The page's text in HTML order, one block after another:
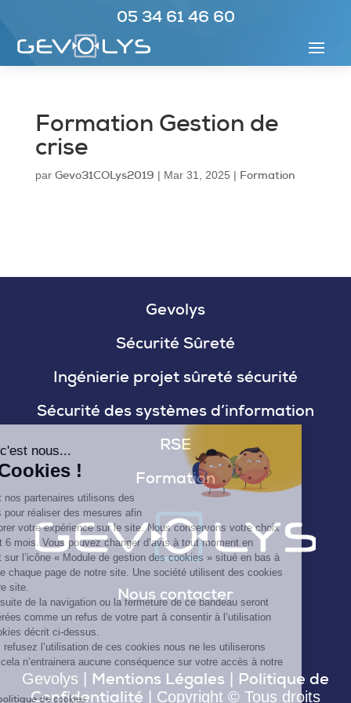
05 34 61 46 60
Formation Gestion de
crise
par Gevo31COLys2019 | Mar 31, 2025 | Formation
Gevolys
Sécurité Sûreté
Ingénierie projet sûreté sécurité
Sécurité des systèmes d’information
RSE
Formation
Nous contacter
Gevolys | Mentions Légales
Politique de
Confidentialité | Copyright © Tous droits
c'est nous...
Cookies !
et nos partenaires utilisons des
pour réaliser des mesures afin
votre expérience sur le site. Nous conservons votre choix
6 mois. Vous pouvez changer d’avis à tout moment en
sur l’icône « Module de gestion des cookies » situé en bas à
de chaque page de notre site. Une société utilisent des cookies
notre site.
poursuite de la navigation ou la fermeture de ce bandeau seront
comme un refus de votre part à consentir à l’utilisation
cookies décrit ci-dessus.
vous refusez l’utilisation de ces cookies nous ne les utiliserons
et cela n’entrainera aucune conséquence sur votre accès à notre
la politique de cookies